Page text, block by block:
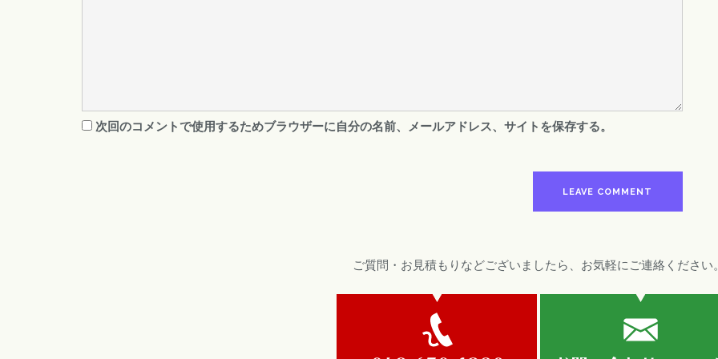
次回のコメントで使用するためブラウザーに自分の名前、メールアドレス、サイトを保存する。
ご質問・お見積もりなどございましたら、お気軽にご連絡ください